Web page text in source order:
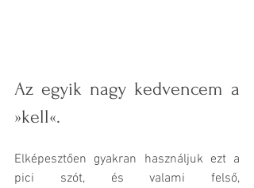
Az egyik nagy kedvencem a
»kell«.
Elképesztően gyakran használjuk ezt a
pici szót, és valami felső,